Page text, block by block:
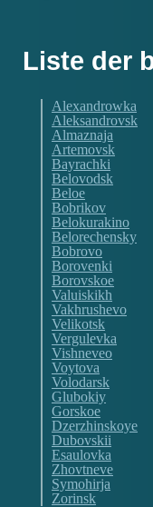
Liste der
Alexandrowka
Aleksandrovsk
Almaznaja
Artemovsk
Bayrachki
Belovodsk
Beloe
Bobrikov
Belokurakino
Belorechensky
Bobrovo
Borovenki
Borovskoe
Valuiskikh
Vakhrushevo
Velikotsk
Vergulevka
Vishneveo
Voytova
Volodarsk
Glubokiy
Gorskoe
Dzerzhinskoye
Dubovskii
Esaulovka
Zhovtneve
Symohirja
Zorinsk